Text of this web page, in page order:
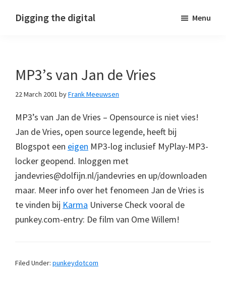
Digging the digital Menu
MP3’s van Jan de Vries
22 March 2001 byFrank Meeuwsen
MP3’s van Jan de Vries – Opensource is niet vies!
Jan de Vries, open source legende, heeft bij
Blogspot een eigen MP3-log inclusief MyPlay-MP3-
locker geopend. Inloggen met
jandevries@dolfijn.nl/jandevries en up/downloaden
maar. Meer info over het fenomeen Jan de Vries is
te vinden bij Karma Universe Check vooral de
punkey.com-entry: De film van Ome Willem!
Filed Under: punkeydotcom